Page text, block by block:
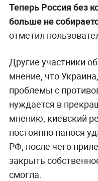
Теперь Россия без
больше не
отметил
Другие участники
мнение, что
проблемы с
нуждается в
мнению, киевский
постоянно нанося
РФ, после чего
закрыть
смогла.